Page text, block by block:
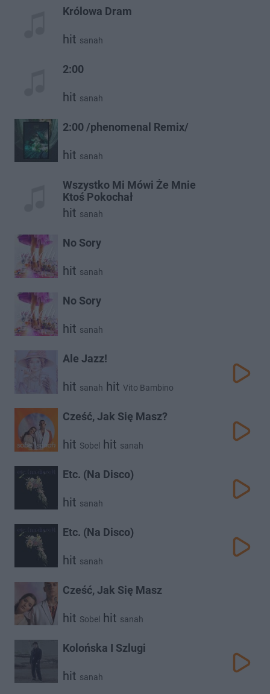
Królowa Dram
hit sanah
2:00
hit sanah
2:00 /phenomenal Remix/
hit sanah
Wszystko Mi Mówi Że Mnie
Ktoś Pokochał
hit sanah
No Sory
hit sanah
No Sory
hit sanah
Ale Jazz!
hit sanah hit Vito Bambino
Cześć, Jak Się Masz?
hit Sobel hit sanah
Etc. (Na Disco)
hit sanah
Etc. (Na Disco)
hit sanah
Cześć, Jak Się Masz
hit Sobel hit sanah
Kolońska I Szlugi
hit sanah